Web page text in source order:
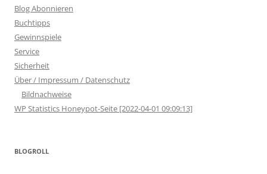
Blog Abonnieren
Buchtipps
Gewinnspiele
Service
Sicherheit
Über / Impressum / Datenschutz
Bildnachweise
WP Statistics Honeypot-Seite [2022-04-01 09:09:13]
BLOGROLL